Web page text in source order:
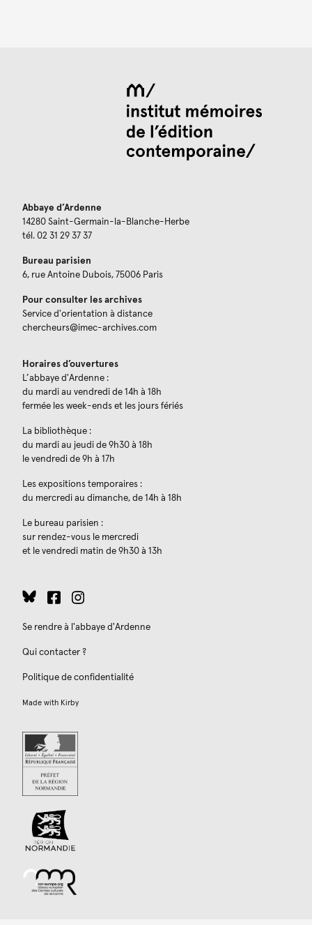
Abbaye d’Ardenne
14280 Saint-Germain-la-Blanche-Herbe
tél. 02 31 29 37 37
Bureau parisien
6, rue Antoine Dubois, 75006 Paris
Pour consulter les archives
Service d'orientation à distance
chercheurs@imec-archives.com
Horaires d’ouvertures
L’abbaye d'Ardenne :
du mardi au vendredi de 14h à 18h
fermée les week-ends et les jours fériés
La bibliothèque :
du mardi au jeudi de 9h30 à 18h
le vendredi de 9h à 17h
Les expositions temporaires :
du mercredi au dimanche, de 14h à 18h
Le bureau parisien :
sur rendez-vous le mercredi
et le vendredi matin de 9h30 à 13h
Se rendre à l'abbaye d'Ardenne
Qui contacter ?
Politique de confidentialité
Made with Kirby